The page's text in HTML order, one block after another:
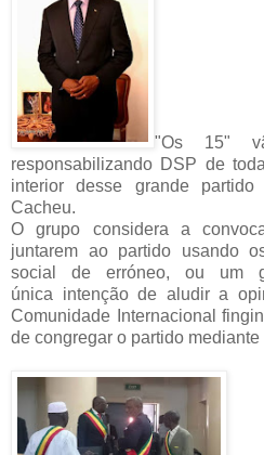
"Os 15"
responsabilizando DSP de
interior desse grande
Cacheu.
O grupo considera a
juntarem ao partido usando
social de erróneo, ou um
única intenção de aludir a
Comunidade Internacional
de congregar o partido